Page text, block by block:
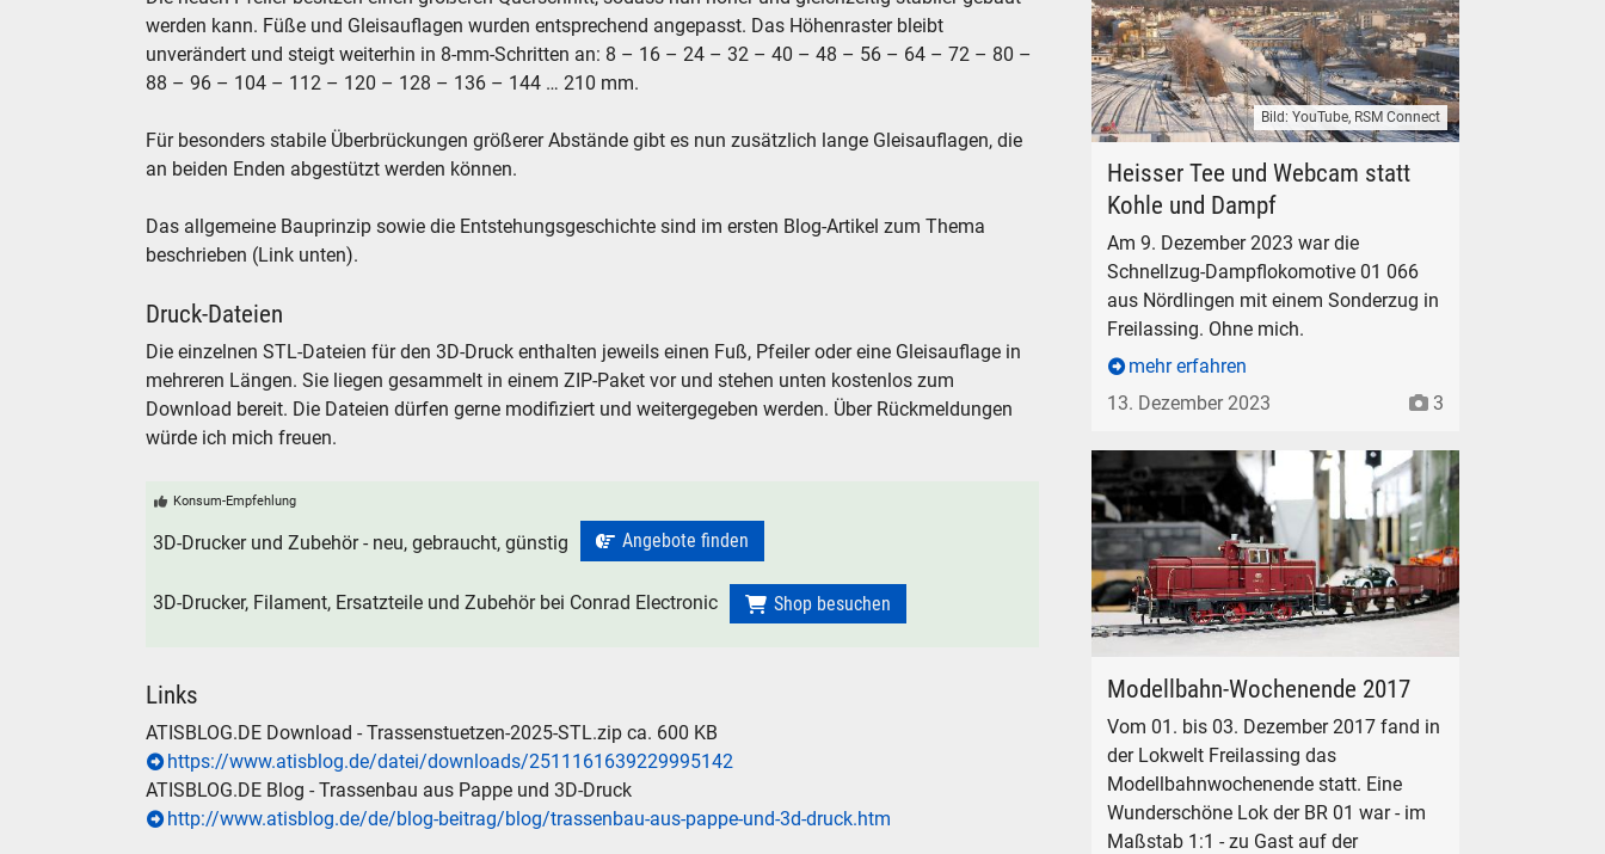
werden kann. Füße und Gleisauflagen wurden entsprechend angepasst. Das Höhenraster bleibt
unverändert und steigt weiterhin in 8-mm-Schritten an: 8 – 16 – 24 – 32 – 40 – 48 – 56 – 64 – 72 – 80 –
88 – 96 – 104 – 112 – 120 – 128 – 136 – 144 … 210 mm.
Für besonders stabile Überbrückungen größerer Abstände gibt es nun zusätzlich lange Gleisauflagen, die
an beiden Enden abgestützt werden können.
Das allgemeine Bauprinzip sowie die Entstehungsgeschichte sind im ersten Blog-Artikel zum Thema
beschrieben (Link unten).
Druck-Dateien
Die einzelnen STL-Dateien für den 3D-Druck enthalten jeweils einen Fuß, Pfeiler oder eine Gleisauflage in
mehreren Längen. Sie liegen gesammelt in einem ZIP-Paket vor und stehen unten kostenlos zum
Download bereit. Die Dateien dürfen gerne modifiziert und weitergegeben werden. Über Rückmeldungen
würde ich mich freuen.
Konsum-Empfehlung
3D-Drucker und Zubehör - neu, gebraucht, günstig Angebote finden
3D-Drucker, Filament, Ersatzteile und Zubehör bei Conrad Electronic Shop besuchen
Links
ATISBLOG.DE Download - Trassenstuetzen-2025-STL.zip ca. 600 KB
https://www.atisblog.de/datei/downloads/2511161639229995142
ATISBLOG.DE Blog - Trassenbau aus Pappe und 3D-Druck
http://www.atisblog.de/de/blog-beitrag/blog/trassenbau-aus-pappe-und-3d-druck.htm
Bild: YouTube, RSM Connect
Heisser Tee und Webcam statt
Kohle und Dampf
Am 9. Dezember 2023 war die
Schnellzug-Dampflokomotive 01 066
aus Nördlingen mit einem Sonderzug in
Freilassing. Ohne mich.
mehr erfahren
13. Dezember 2023
3
Modellbahn-Wochenende 2017
Vom 01. bis 03. Dezember 2017 fand in
der Lokwelt Freilassing das
Modellbahnwochenende statt. Eine
Wunderschöne Lok der BR 01 war - im
Maßstab 1:1 - zu Gast auf der